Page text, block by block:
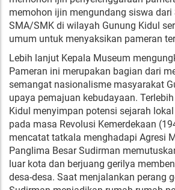
memohon ijin mengundang siswa dari
SMA/SMK di wilayah Gunung Kidul
umum untuk menyaksikan pameran
Lebih lanjut Kepala Museum
Pameran ini merupakan bagian dari
semangat nasionalisme masyarakat
upaya pemajuan kebudayaan.
Kidul menyimpan potensi sejarah
pada masa Revolusi Kemerdekaan
mencatat tatkala menghadapi Agresi
Panglima Besar Sudirman
luar kota dan berjuang gerilya
desa-desa. Saat menjalankan perang